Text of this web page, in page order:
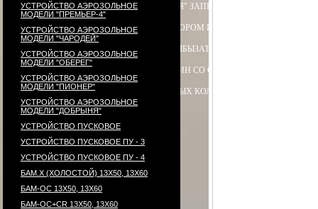
ПРИКЛАД - КОЛБА ("ГОРЯЧАЯ" ЗАПРАВКА) В СБОРЕ
ПРИКЛАД - КОЛБА С РЕДУКТОРОМ ПОПЕРЕЧНЫМ В СБОРЕ
РЕДУКТОР ПОПЕРЕЧНЫЙ КОЛБЫЗАТЫЛЬНИК КОЛБЫ ⌀60-61 В
МАГАЗИН СО СТАЛЬНЫМИ
КОМПЛЕКТ УПЛОТНИТЕЛЬНЫХ КОЛЕЦ
УСТРОЙСТВО АЭРОЗОЛЬНОЕ
МОДЕЛИ "ПРЕМЬЕР-4"
УСТРОЙСТВО АЭРОЗОЛЬНОЕ
МОДЕЛИ "ЧАРОДЕЙ"
УСТРОЙСТВО АЭРОЗОЛЬНОЕ
МОДЕЛИ "ОБЕРЕГ"
УСТРОЙСТВО АЭРОЗОЛЬНОЕ
МОДЕЛИ "ПИОНЕР"
УСТРОЙСТВО АЭРОЗОЛЬНОЕ
МОДЕЛИ "ДОБРЫНЯ"
УСТРОЙСТВО ПУСКОВОЕ
УСТРОЙСТВО ПУСКОВОЕ ПУ - 3
УСТРОЙСТВО ПУСКОВОЕ ПУ - 4
БАМ.Х (ХОЛОСТОЙ) 13Х50, 13Х60
БАМ-ОС 13Х50, 13Х60
БАМ-ОС+CR 13Х50, 13Х60